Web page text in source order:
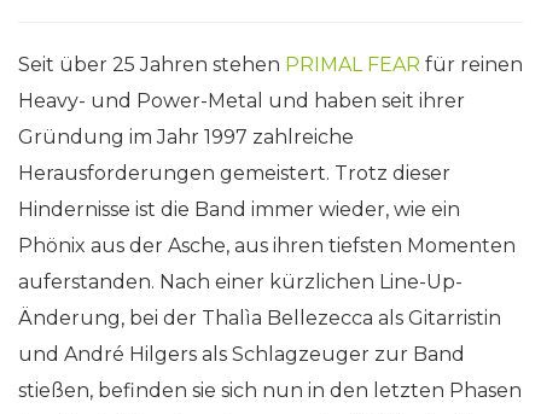
Seit über 25 Jahren stehen PRIMAL FEAR für reinen
Heavy- und Power-Metal und haben seit ihrer
Gründung im Jahr 1997 zahlreiche
Herausforderungen gemeistert. Trotz dieser
Hindernisse ist die Band immer wieder, wie ein
Phönix aus der Asche, aus ihren tiefsten Momenten
auferstanden. Nach einer kürzlichen Line-Up-
Änderung, bei der Thalìa Bellezecca als Gitarristin
und André Hilgers als Schlagzeuger zur Band
stießen, befinden sie sich nun in den letzten Phasen